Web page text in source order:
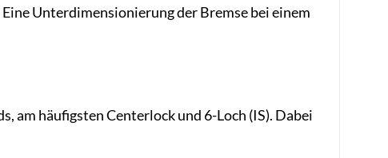
Unterdimensionierung der Bremse bei einem
am häufigsten Centerlock und 6-Loch (IS). Dabei